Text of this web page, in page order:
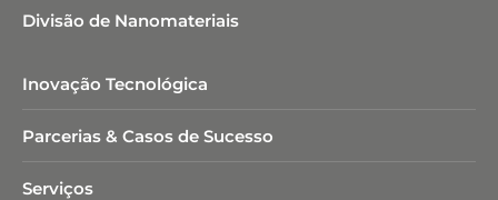
Divisão de Nanomateriais
Inovação Tecnológica
Parcerias & Casos de Sucesso
Serviços